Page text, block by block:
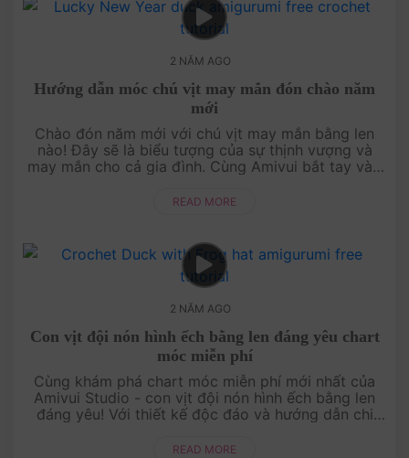
2 NĂM AGO
Hướng dẫn móc chú vịt may mắn đón chào năm
mới
Chào đón năm mới với chú vịt may mắn bằng len
nào! Đây sẽ là biểu tượng của sự thịnh vượng và
may mắn cho cả gia đình. Cùng Amivui bắt tay vào
đầu năm nhé!....
READ MORE
2 NĂM AGO
Con vịt đội nón hình ếch bằng len đáng yêu chart
móc miễn phí
Cùng khám phá chart móc miễn phí mới nhất của
Amivui Studio - con vịt đội nón hình ếch bằng len
đáng yêu! Với thiết kế độc đáo và hướng dẫn chi
READ MORE